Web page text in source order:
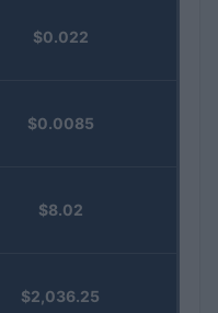
$0.022
$0.0085
$8.02
$2,036.25